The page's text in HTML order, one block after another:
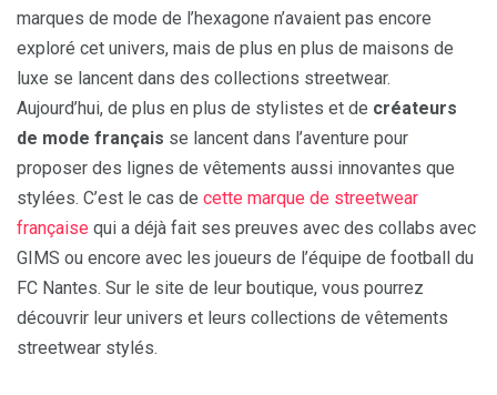
marques de mode de l’hexagone n’avaient pas encore
exploré cet univers, mais de plus en plus de maisons de
luxe se lancent dans des collections streetwear.
Aujourd’hui, de plus en plus de stylistes et de créateurs
de mode français se lancent dans l’aventure pour
proposer des lignes de vêtements aussi innovantes que
stylées. C’est le cas de cette marque de streetwear
française qui a déjà fait ses preuves avec des collabs avec
GIMS ou encore avec les joueurs de l’équipe de football du
FC Nantes. Sur le site de leur boutique, vous pourrez
découvrir leur univers et leurs collections de vêtements
streetwear stylés.